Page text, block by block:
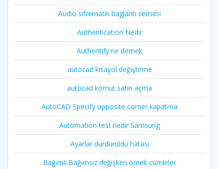
Audio sifrematik baglanti semasi
Authentication Nedir
Authentify ne demek
autocad kısayol değiştirme
autocad komut satırı açma
AutoCAD Specify opposite corner kapatma
Automation test nedir Samsung
Ayarlar durduruldu hatası
Bağımlı Bağımsız değişken örnek cümleler